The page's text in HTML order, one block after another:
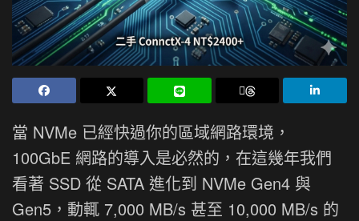
當 NVMe 已經快過你的區域網路環境，
100GbE 網路的導入是必然的，在這幾年我們
看著 SSD 從 SATA 進化到 NVMe Gen4 與
Gen5，動輒 7,000 MB/s 甚至 10,000 MB/s 的